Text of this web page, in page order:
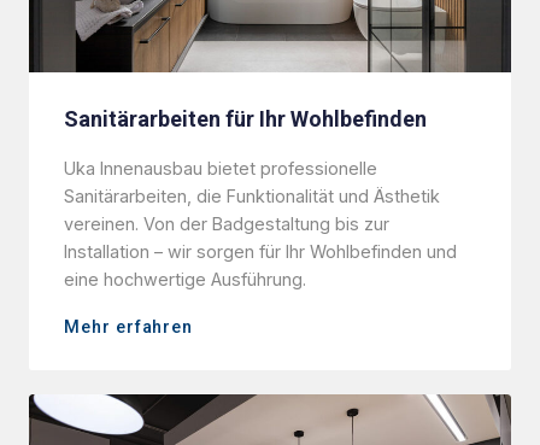
Sanitärarbeiten für Ihr Wohlbefinden
Uka Innenausbau bietet professionelle
Sanitärarbeiten, die Funktionalität und Ästhetik
vereinen. Von der Badgestaltung bis zur
Installation – wir sorgen für Ihr Wohlbefinden und
eine hochwertige Ausführung.
Mehr erfahren